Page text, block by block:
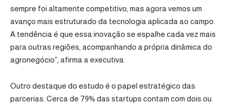
sempre foi altamente competitivo, mas agora vemos um
avanço mais estruturado da tecnologia aplicada ao campo.
A tendência é que essa inovação se espalhe cada vez mais
para outras regiões, acompanhando a própria dinâmica do
agronegócio”, afirma a executiva.
Outro destaque do estudo é o papel estratégico das
parcerias. Cerca de 79% das startups contam com dois ou